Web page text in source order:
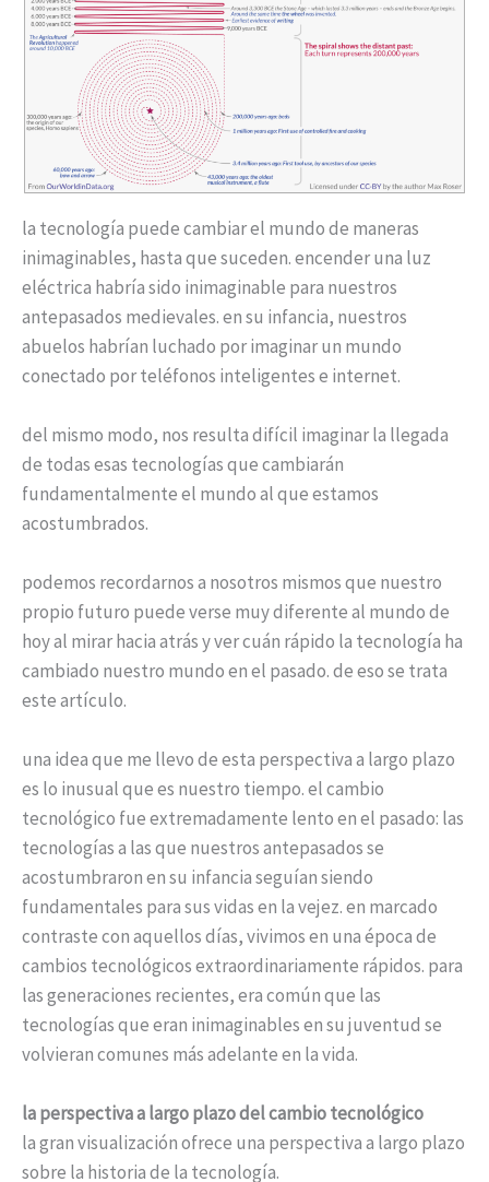
la tecnología puede cambiar el mundo de maneras
inimaginables, hasta que suceden. encender una luz
eléctrica habría sido inimaginable para nuestros
antepasados medievales. en su infancia, nuestros
abuelos habrían luchado por imaginar un mundo
conectado por teléfonos inteligentes e internet.
del mismo modo, nos resulta difícil imaginar la llegada
de todas esas tecnologías que cambiarán
fundamentalmente el mundo al que estamos
acostumbrados.
podemos recordarnos a nosotros mismos que nuestro
propio futuro puede verse muy diferente al mundo de
hoy al mirar hacia atrás y ver cuán rápido la tecnología ha
cambiado nuestro mundo en el pasado. de eso se trata
este artículo.
una idea que me llevo de esta perspectiva a largo plazo
es lo inusual que es nuestro tiempo. el cambio
tecnológico fue extremadamente lento en el pasado: las
tecnologías a las que nuestros antepasados se
acostumbraron en su infancia seguían siendo
fundamentales para sus vidas en la vejez. en marcado
contraste con aquellos días, vivimos en una época de
cambios tecnológicos extraordinariamente rápidos. para
las generaciones recientes, era común que las
tecnologías que eran inimaginables en su juventud se
volvieran comunes más adelante en la vida.
la perspectiva a largo plazo del cambio tecnológico
la gran visualización ofrece una perspectiva a largo plazo
sobre la historia de la tecnología.